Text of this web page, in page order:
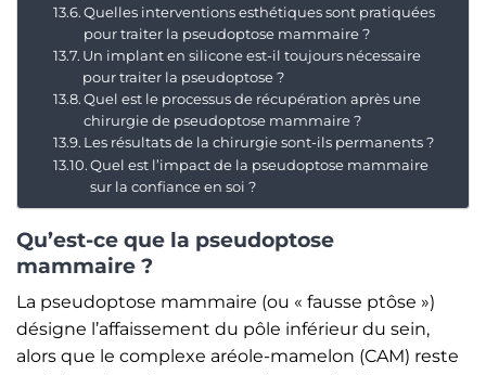
Quelles interventions esthétiques sont pratiquées
pour traiter la pseudoptose mammaire ?
Un implant en silicone est-il toujours nécessaire
pour traiter la pseudoptose ?
Quel est le processus de récupération après une
chirurgie de pseudoptose mammaire ?
Les résultats de la chirurgie sont-ils permanents ?
Quel est l’impact de la pseudoptose mammaire
sur la confiance en soi ?
Qu’est-ce que la pseudoptose
mammaire ?
La pseudoptose mammaire (ou « fausse ptôse »)
désigne l’affaissement du pôle inférieur du sein,
alors que le complexe aréole-mamelon (CAM) reste